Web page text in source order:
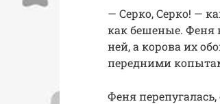
— Серко, Серко! —
как бешеные. Феня
ней, а корова их
передними
Феня